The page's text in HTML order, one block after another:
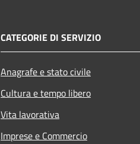
CATEGORIE DI SERVIZIO
Anagrafe e stato civile
Cultura e tempo libero
Vita lavorativa
Imprese e Commercio